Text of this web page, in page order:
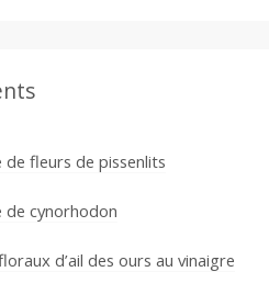
fleurs de pissenlits
de cynorhodon
d’ail des ours au vinaigre